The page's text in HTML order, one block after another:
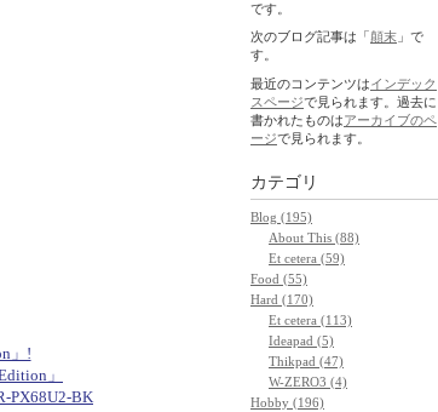
」!
」
PX68U2-BK
です。
次のブログ記事は「 顛末 」で
す。
最近のコンテンツはインデック
スページで見られます。過去に
書かれたものはアーカイブのペ
ージで見られます。
カテゴリ
Blog (195)
About This (88)
Et cetera (59)
Food (55)
Hard (170)
Et cetera (113)
Ideapad (5)
Thikpad (47)
W-ZERO3 (4)
Hobby (196)